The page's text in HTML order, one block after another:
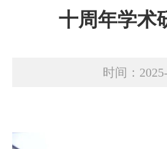
十周年学术
时间：